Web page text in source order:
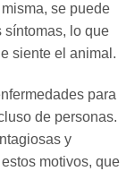
se puede
síntomas, lo que
siente el animal.
para
de personas.
y
motivos, que